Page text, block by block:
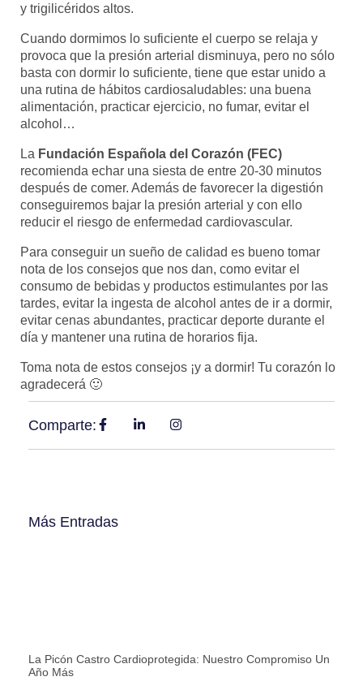
y trigilicéridos altos.
Cuando dormimos lo suficiente el cuerpo se relaja y
provoca que la presión arterial disminuya, pero no sólo
basta con dormir lo suficiente, tiene que estar unido a
una rutina de hábitos cardiosaludables: una buena
alimentación, practicar ejercicio, no fumar, evitar el
alcohol…
La Fundación Española del Corazón (FEC)
recomienda echar una siesta de entre 20-30 minutos
después de comer. Además de favorecer la digestión
conseguiremos bajar la presión arterial y con ello
reducir el riesgo de enfermedad cardiovascular.
Para conseguir un sueño de calidad es bueno tomar
nota de los consejos que nos dan, como evitar el
consumo de bebidas y productos estimulantes por las
tardes, evitar la ingesta de alcohol antes de ir a dormir,
evitar cenas abundantes, practicar deporte durante el
día y mantener una rutina de horarios fija.
Toma nota de estos consejos ¡y a dormir! Tu corazón lo
agradecerá 🙂
Comparte:
Más Entradas
La Picón Castro Cardioprotegida: Nuestro Compromiso Un
Año Más